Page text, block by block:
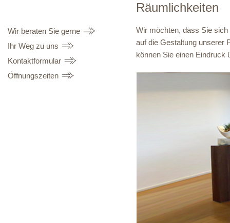
Wir beraten Sie gerne
Ihr Weg zu uns
Kontaktformular
Öffnungszeiten
Räumlichkeiten
Wir möchten, dass Sie
auf die Gestaltung unserer
können Sie einen Eindruck